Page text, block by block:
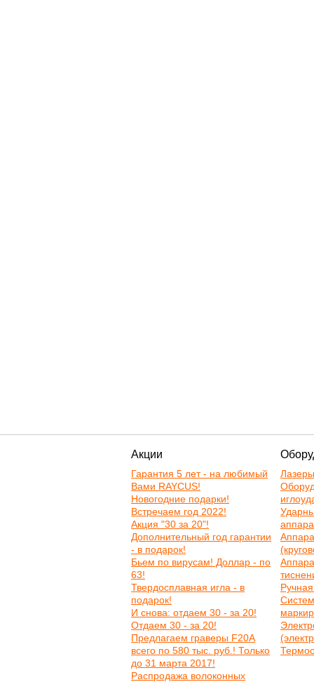
Акции
Гарантия 5 лет - на любимый
Вами RAYCUS!
Новогодние подарки!
Встречаем год 2022!
Акция "30 за 20"!
Дополнительный год гарантии
- в подарок!
Бьем по вирусам! Доллар - по
63!
Твердосплавная игла - в
подарок!
И снова: отдаем 30 - за 20!
Отдаем 30 - за 20!
Предлагаем граверы F20A
всего по 580 тыс. руб.! Только
до 31 марта 2017!
Распродажа волоконных
Лазеры